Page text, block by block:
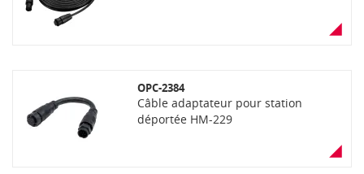
OPC-2384
Câble adaptateur pour station
déportée HM-229